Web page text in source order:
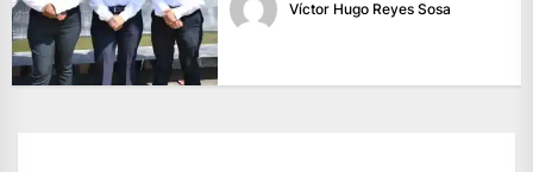
Víctor Hugo Reyes Sosa